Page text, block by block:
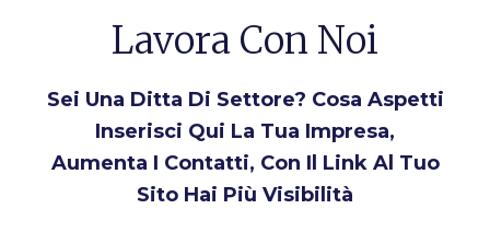
Lavora Con Noi
Sei Una Ditta Di Settore? Cosa Aspetti
Inserisci Qui La Tua Impresa,
Aumenta I Contatti, Con Il Link Al Tuo
Sito Hai Più Visibilità